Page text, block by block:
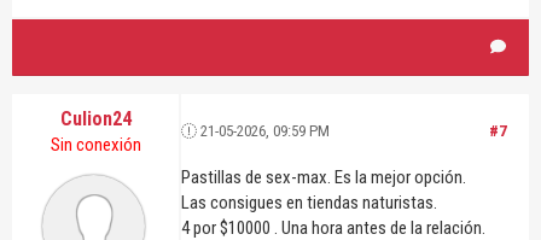
Culion24
Sin conexión
#7
21-05-2026, 09:59 PM
Pastillas de sex-max. Es la mejor opción.
Las consigues en tiendas naturistas.
4 por $10000 . Una hora antes de la relación.